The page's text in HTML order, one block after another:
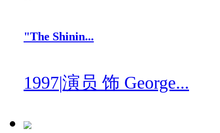
"The Shinin...
1997|演员 饰 George...